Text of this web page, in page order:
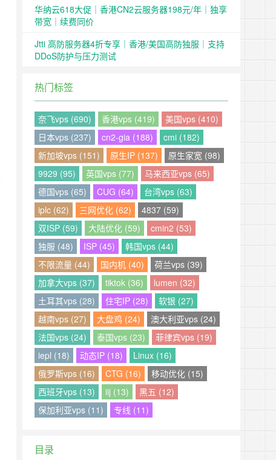
华纳云618大促｜香港CN2云服务器198元/年｜独享
带宽｜续费同价
Jtti 高防服务器4折专享｜香港/美国高防独服｜支持
DDoS防护与压力测试
热门标签
奈飞vps (690) 香港vps (419)
美国vps (410)
日本vps (237)
cn2-gia (188)
cmi (182)
新加坡vps (151)
原生IP (137)
原生家宽 (98)
9929 (95)
英国vps (77)
马来西亚vps (65)
德国vps (65)
CUG (64)
台湾vps (63)
iplc (62)
三网优化 (62)
4837 (59)
双ISP (59)
大陆优化 (59)
cmin2 (53)
独服 (48)
ISP (45)
韩国vps (44)
不限流量 (44)
国内机 (40)
荷兰vps (39)
加拿大vps (37)
tiktok (36)
lumen (32)
土耳其vps (28)
住宅IP (28)
软银 (27)
越南vps (27)
大盘鸡 (24)
澳大利亚vps (24)
法国vps (24)
泰国vps (23)
菲律宾vps (19)
iepl (18)
动态IP (18)
Linux (16)
俄罗斯vps (16)
CTG (16)
移动优化 (15)
西班牙vps (13)
iij (13)
黑五 (12)
保加利亚vps (11)
专线 (11)
目录